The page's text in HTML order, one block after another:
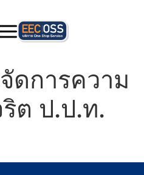
ดการความ
ริต ป.ป.ท.